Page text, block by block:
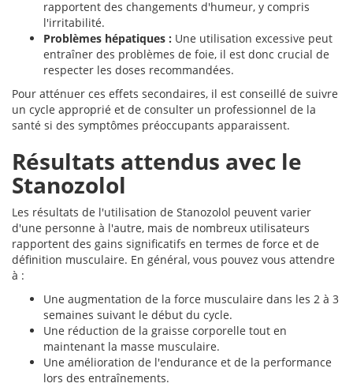
rapportent des changements d'humeur, y compris
l'irritabilité.
Problèmes hépatiques : Une utilisation excessive peut
entraîner des problèmes de foie, il est donc crucial de
respecter les doses recommandées.
Pour atténuer ces effets secondaires, il est conseillé de suivre
un cycle approprié et de consulter un professionnel de la
santé si des symptômes préoccupants apparaissent.
Résultats attendus avec le
Stanozolol
Les résultats de l'utilisation de Stanozolol peuvent varier
d'une personne à l'autre, mais de nombreux utilisateurs
rapportent des gains significatifs en termes de force et de
définition musculaire. En général, vous pouvez vous attendre
à :
Une augmentation de la force musculaire dans les 2 à 3
semaines suivant le début du cycle.
Une réduction de la graisse corporelle tout en
maintenant la masse musculaire.
Une amélioration de l'endurance et de la performance
lors des entraînements.